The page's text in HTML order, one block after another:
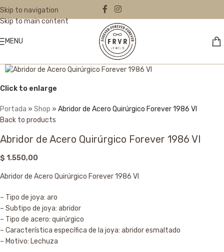
Skip to navigation
Skip to main content
MENU
Click to enlarge
Portada » Shop » Abridor de Acero Quirúrgico Forever 1986 VI
Back to products
Abridor de Acero Quirúrgico Forever 1986 VI
$ 1.550,00
Abridor de Acero Quirúrgico Forever 1986 VI
– Tipo de joya: aro
– Subtipo de joya: abridor
– Tipo de acero: quirúrgico
– Característica específica de la joya: abridor esmaltado
– Motivo: Lechuza